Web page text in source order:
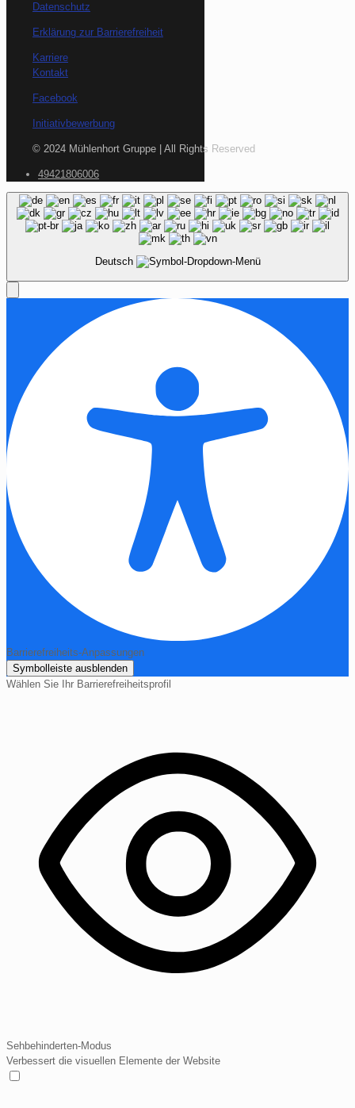
Datenschutz
Erklärung zur Barrierefreiheit
Karriere
Kontakt
Facebook
Initiativbewerbung
© 2024 Mühlenhort Gruppe | All Rights Reserved
49421806006
Deutsch
Barrierefreiheits-Anpassungen
Symbolleiste ausblenden
Wählen Sie Ihr Barrierefreiheitsprofil
Sehbehinderten-Modus
Verbessert die visuellen Elemente der Website